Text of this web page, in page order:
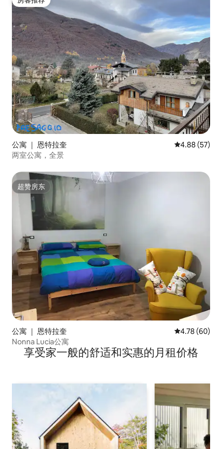
房客推荐
公寓 ｜ 恩特拉奎 平均评分
4.88 (57)
两室公寓，全景
超赞房东
超赞房东
公寓 ｜ 恩特拉奎 平均评分
4.78 (60)
Nonna Lucia公寓
享受家一般的舒适和实惠的月租价格